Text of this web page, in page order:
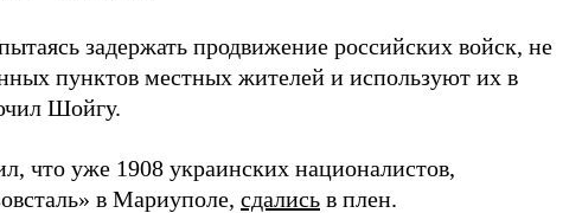
задержать продвижение российских войск, не
пунктов местных жителей и используют их в
Шойгу.
что уже 1908 украинских националистов,
в Мариуполе, сдались в плен.